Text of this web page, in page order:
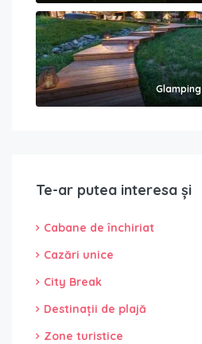
Glamping
Te-ar putea interesa și
Cabane de închiriat
Cazări unice
City Break
Destinații de plajă
Zone turistice